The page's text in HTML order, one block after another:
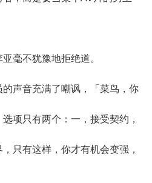
不犹豫地拒绝道。
声音充满了嘲讽，「菜鸟，你
项只有两个：一，接受契约，
只有这样，你才有机会变强，